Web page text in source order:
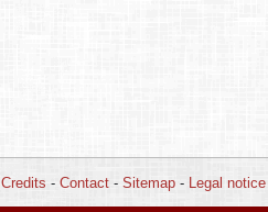
Credits - Contact - Sitemap - Legal notice